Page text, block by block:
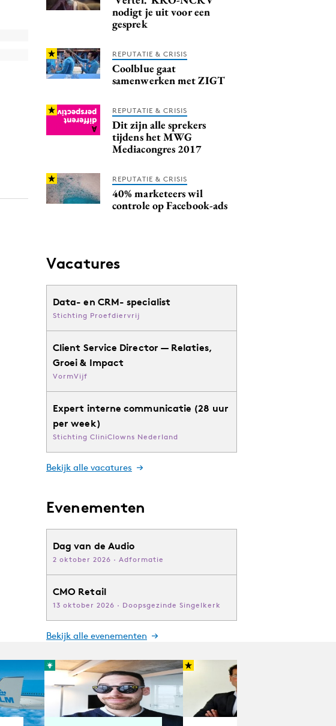
nodigt je uit voor een
gesprek
REPUTATIE & CRISIS
Coolblue gaat
samenwerken met ZIGT
REPUTATIE & CRISIS
Dit zijn alle sprekers
tijdens het MWG
Mediacongres 2017
REPUTATIE & CRISIS
40% marketeers wil
controle op Facebook-ads
Vacatures
Data- en CRM- specialist
Stichting Proefdiervrij
Client Service Director — Relaties,
Groei & Impact
VormVijf
Expert interne communicatie (28 uur
per week)
Stichting CliniClowns Nederland
Bekijk alle vacatures
Evenementen
Dag van de Audio
2 oktober 2026 · Adformatie
CMO Retail
13 oktober 2026 · Doopsgezinde Singelkerk
Bekijk alle evenementen